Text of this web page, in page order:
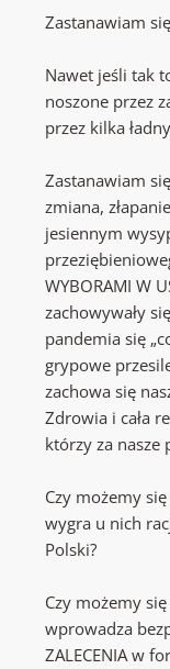
Zastanawiam
Nawet jeśli tak
noszone przez
przez kilka
Zastanawiam
zmiana,
jesiennym
WYBORAMI W
zachowywały
pandemia się
grypowe
zachowa się
Zdrowia i cała
którzy za nasze
Czy możemy
wygra u nich
Polski?
Czy możemy
wprowadza
ZALECENIA w